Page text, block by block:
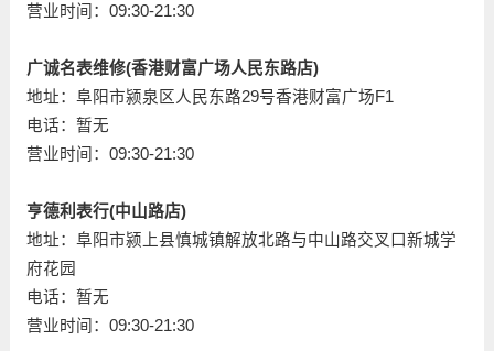
营业时间：09:30-21:30
广诚名表维修(香港财富广场人民东路店)
地址：阜阳市颍泉区人民东路29号香港财富广场F1
电话：暂无
营业时间：09:30-21:30
亨德利表行(中山路店)
地址：阜阳市颍上县慎城镇解放北路与中山路交叉口新城学
府花园
电话：暂无
营业时间：09:30-21:30